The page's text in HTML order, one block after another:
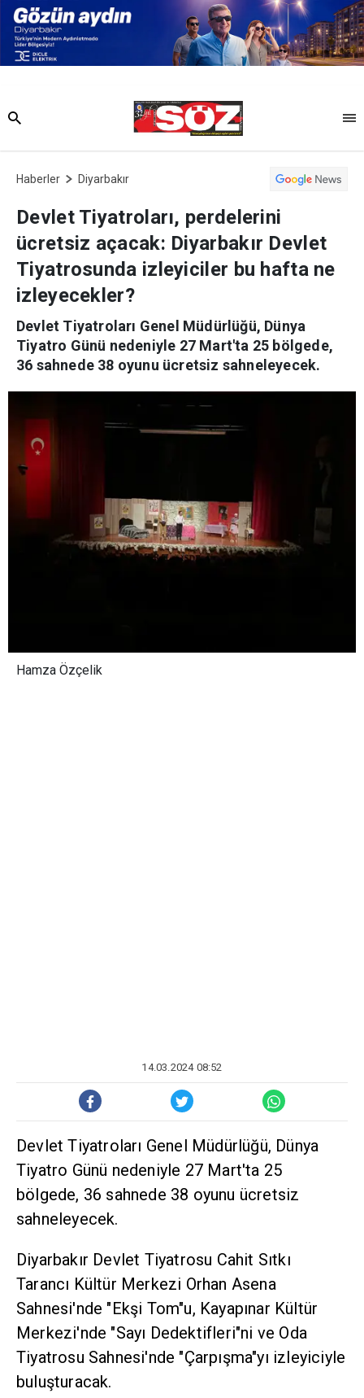
Haberler Diyarbakır
Devlet Tiyatroları, perdelerini
ücretsiz açacak: Diyarbakır Devlet
Tiyatrosunda izleyiciler bu hafta ne
izleyecekler?
Devlet Tiyatroları Genel Müdürlüğü, Dünya
Tiyatro Günü nedeniyle 27 Mart'ta 25 bölgede,
36 sahnede 38 oyunu ücretsiz sahneleyecek.
Hamza Özçelik
14.03.2024 08:52
Devlet Tiyatroları Genel Müdürlüğü, Dünya
Tiyatro Günü nedeniyle 27 Mart'ta 25
bölgede, 36 sahnede 38 oyunu ücretsiz
sahneleyecek.
Diyarbakır Devlet Tiyatrosu Cahit Sıtkı
Tarancı Kültür Merkezi Orhan Asena
Sahnesi'nde "Ekşi Tom"u, Kayapınar Kültür
Merkezi'nde "Sayı Dedektifleri"ni ve Oda
Tiyatrosu Sahnesi'nde "Çarpışma"yı izleyiciyle
buluşturacak.